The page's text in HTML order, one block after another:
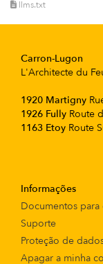
llms.txt
Carron-Lugon
L'Architecte du
1920 Martigny
1926 Fully Route
1163 Etoy Route
Informações
Documentos para
Suporte
Proteção de
Apagar a minha